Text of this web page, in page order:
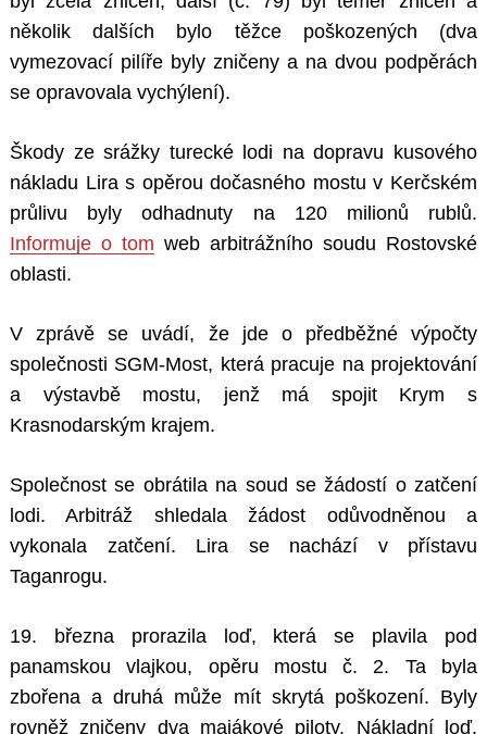
několik dalších bylo těžce poškozených (dva
vymezovací pilíře byly zničeny a na dvou podpěrách
se opravovala vychýlení).
Škody ze srážky turecké lodi na dopravu kusového
nákladu Lira s opěrou dočasného mostu v Kerčském
průlivu byly odhadnuty na 120 milionů rublů.
Informuje o tom web arbitrážního soudu Rostovské
oblasti.
V zprávě se uvádí, že jde o předběžné výpočty
společnosti SGM-Most, která pracuje na projektování
a výstavbě mostu, jenž má spojit Krym s
Krasnodarským krajem.
Společnost se obrátila na soud se žádostí o zatčení
lodi. Arbitráž shledala žádost odůvodněnou a
vykonala zatčení. Lira se nachází v přístavu
Taganrogu.
19. března prorazila loď, která se plavila pod
panamskou vlajkou, opěru mostu č. 2. Ta byla
zbořena a druhá může mít skrytá poškození. Byly
rovněž zničeny dva majákové piloty. Nákladní loď,